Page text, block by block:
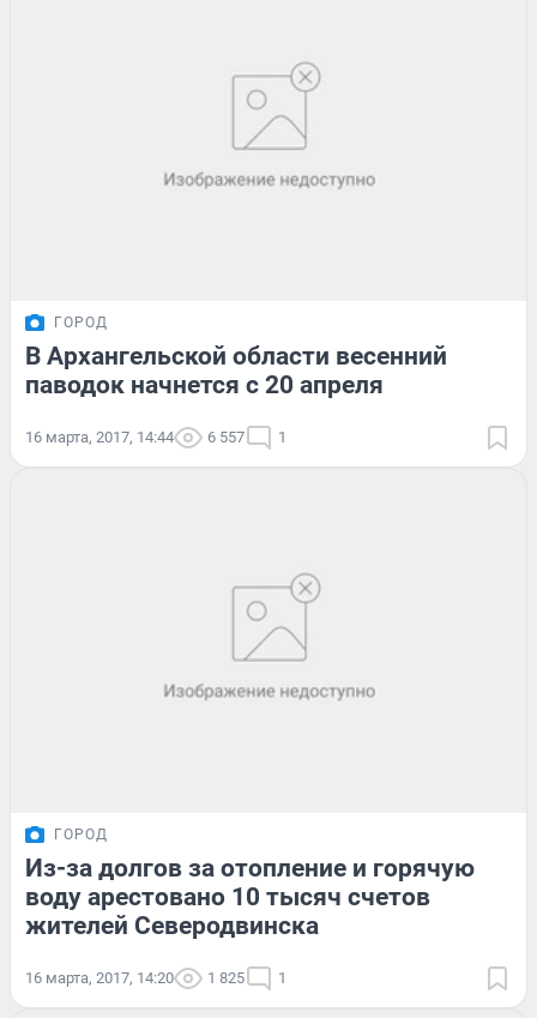
ГОРОД
В Архангельской области весенний
паводок начнется с 20 апреля
16 марта, 2017, 14:44 6 557 1
ГОРОД
Из-за долгов за отопление и горячую
воду арестовано 10 тысяч счетов
жителей Северодвинска
16 марта, 2017, 14:20 1 825 1